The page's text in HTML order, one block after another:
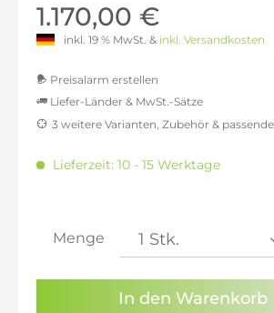
1.170,00 €
inkl. 19 % MwSt. & inkl. Versandkosten
Preisalarm erstellen
Sie haben die
Kenntnis genommen.
Liefer-Länder & MwSt.-Sätze
inkl. 16% MwSt.: 1.140,50 €
inkl. 20% MwSt.: 1.179,83 €
inkl. 21% MwSt.: 1.189,66 €
inkl. 22% MwSt.: 1.199,50 €
3 weitere Varianten, Zubehör &
Lieferzeit: 10 - 15 Werktage
Menge
In den Warenkorb